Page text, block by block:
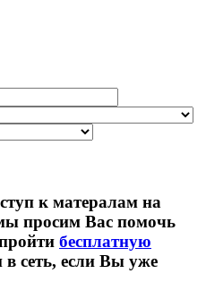
к матералам на
просим Вас помочь
бесплатную
в сеть, если Вы уже